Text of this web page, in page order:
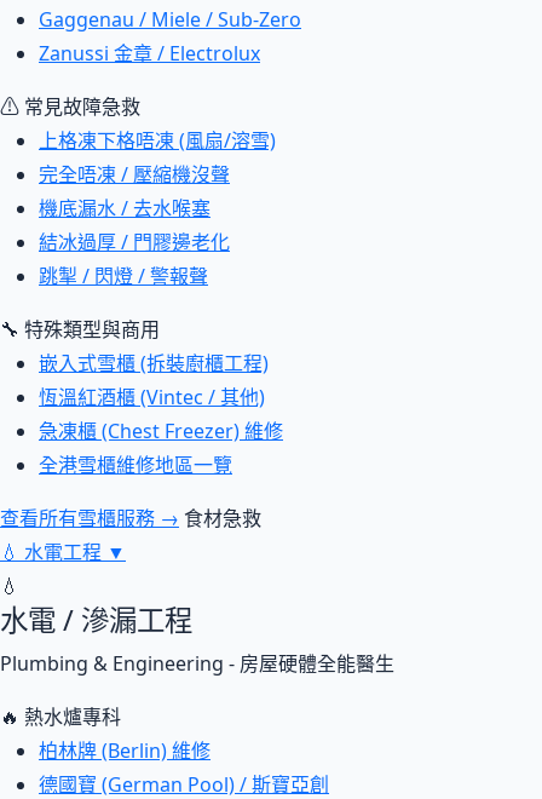
Gaggenau / Miele / Sub-Zero
Zanussi 金章 / Electrolux
⚠ 常見故障急救
上格凍下格唔凍 (風扇/溶雪)
完全唔凍 / 壓縮機沒聲
機底漏水 / 去水喉塞
結冰過厚 / 門膠邊老化
跳掣 / 閃燈 / 警報聲
🔧 特殊類型與商用
嵌入式雪櫃 (拆裝廚櫃工程)
恆溫紅酒櫃 (Vintec / 其他)
急凍櫃 (Chest Freezer) 維修
全港雪櫃維修地區一覽
查看所有雪櫃服務 → 食材急救
💧 水電工程 ▼
💧
水電 / 滲漏工程
Plumbing & Engineering - 房屋硬體全能醫生
🔥 熱水爐專科
柏林牌 (Berlin) 維修
德國寶 (German Pool) / 斯寶亞創